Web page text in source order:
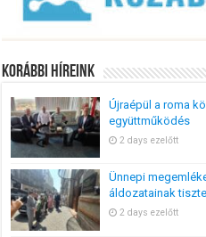
Korábbi Híreink
Újraépül a roma
együttműködés
2 days ezelőtt
Ünnepi
áldozatainak
2 days ezelőtt